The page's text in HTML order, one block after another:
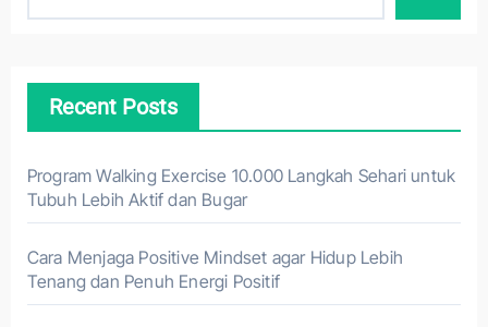
Recent Posts
Program Walking Exercise 10.000 Langkah Sehari untuk
Tubuh Lebih Aktif dan Bugar
Cara Menjaga Positive Mindset agar Hidup Lebih
Tenang dan Penuh Energi Positif